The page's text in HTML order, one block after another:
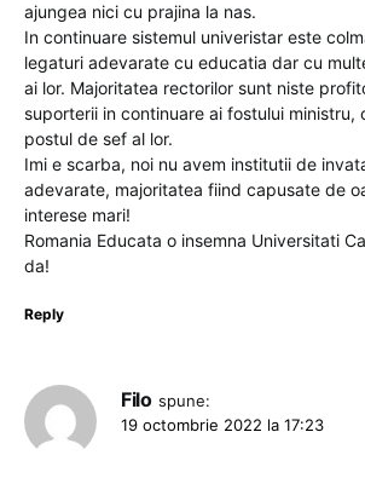
ajungea nici cu prajina la nas.
In continuare sistemul univeristar este
legaturi adevarate cu educatia dar cu
ai lor. Majoritatea rectorilor sunt niste
suporterii in continuare ai fostului ministru,
postul de sef al lor.
Imi e scarba, noi nu avem institutii de
adevarate, majoritatea fiind capusate de
interese mari!
Romania Educata o insemna Universitati
da!
Reply
Filo spune:
19 octombrie 2022 la 17:23